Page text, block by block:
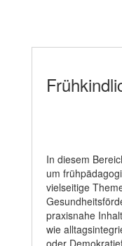
In diesem
um
vielseitige
praxisnahe
wie